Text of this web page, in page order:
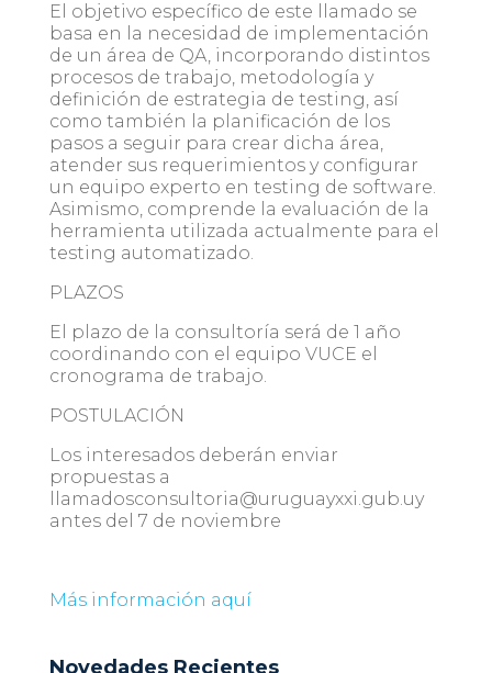
El objetivo específico de este llamado se
basa en la necesidad de implementación
de un área de QA, incorporando distintos
procesos de trabajo, metodología y
definición de estrategia de testing, así
como también la planificación de los
pasos a seguir para crear dicha área,
atender sus requerimientos y configurar
un equipo experto en testing de software.
Asimismo, comprende la evaluación de la
herramienta utilizada actualmente para el
testing automatizado.
PLAZOS
El plazo de la consultoría será de 1 año
coordinando con el equipo VUCE el
cronograma de trabajo.
POSTULACIÓN
Los interesados deberán enviar
propuestas a
llamadosconsultoria@uruguayxxi.gub.uy
antes del 7 de noviembre
Más información aquí
Novedades Recientes